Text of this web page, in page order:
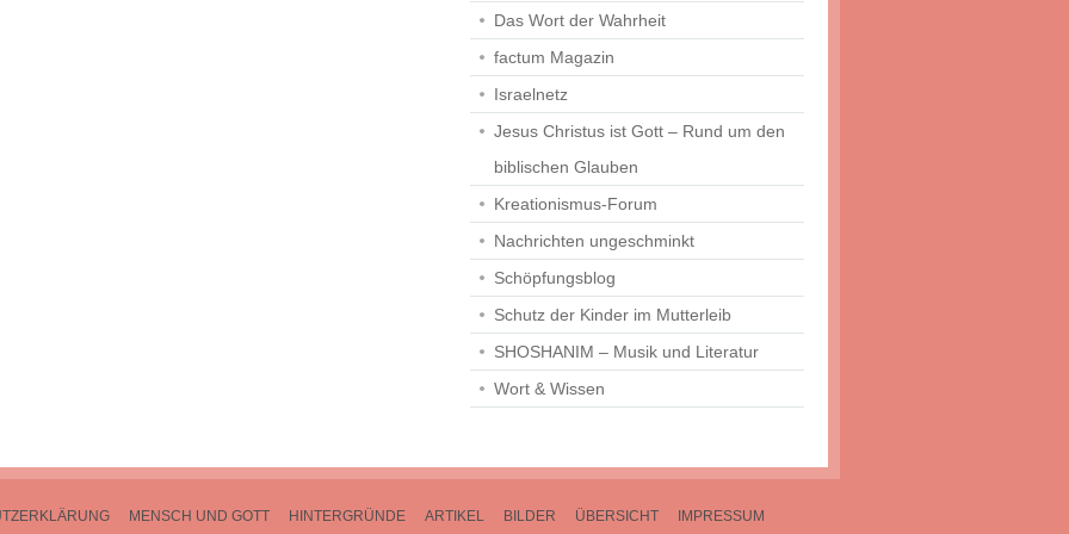
Das Wort der Wahrheit
factum Magazin
Israelnetz
Jesus Christus ist Gott – Rund um den
biblischen Glauben
Kreationismus-Forum
Nachrichten ungeschminkt
Schöpfungsblog
Schutz der Kinder im Mutterleib
SHOSHANIM – Musik und Literatur
Wort & Wissen
MENSCH UND GOTT HINTERGRÜNDE ARTIKEL BILDER ÜBERSICHT IMPRESSUM